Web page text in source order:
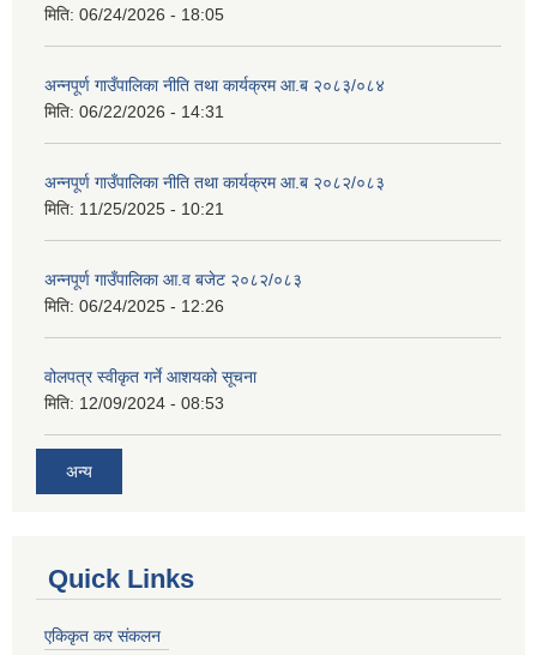
मिति: 06/24/2026 - 18:05
अन्नपूर्ण गाउँपालिका नीति तथा कार्यक्रम आ.ब २०८३/०८४
मिति: 06/22/2026 - 14:31
अन्नपूर्ण गाउँपालिका नीति तथा कार्यक्रम आ.ब २०८२/०८३
मिति: 11/25/2025 - 10:21
अन्नपूर्ण गाउँपालिका आ.व बजेट २०८२/०८३
मिति: 06/24/2025 - 12:26
वोलपत्र स्वीकृत गर्ने आशयको सूचना
मिति: 12/09/2024 - 08:53
अन्य
Quick Links
एकिकृत कर संकलन